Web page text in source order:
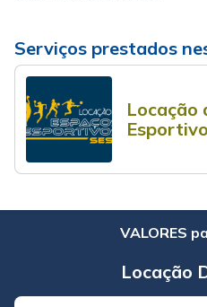
Serviços prestados
Locação
VALORES
Locação